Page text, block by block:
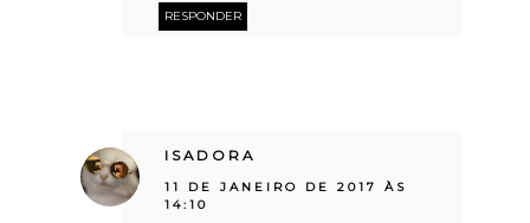
RESPONDER
ISADORA
11 DE JANEIRO DE 2017 ÀS
14:10